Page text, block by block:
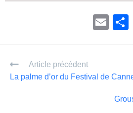
E
Article précédent
La palme d’or du Festival de